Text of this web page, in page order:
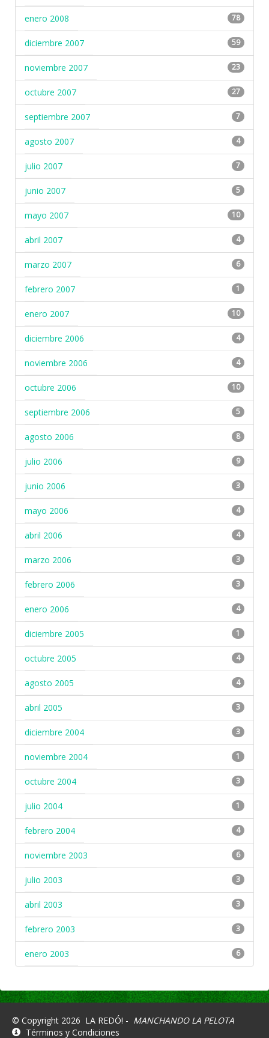
enero 2008 78
diciembre 2007 59
noviembre 2007 23
octubre 2007 27
septiembre 2007 7
agosto 2007 4
julio 2007 7
junio 2007 5
mayo 2007 10
abril 2007 4
marzo 2007 6
febrero 2007 1
enero 2007 10
diciembre 2006 4
noviembre 2006 4
octubre 2006 10
septiembre 2006 5
agosto 2006 8
julio 2006 9
junio 2006 3
mayo 2006 4
abril 2006 4
marzo 2006 3
febrero 2006 3
enero 2006 4
diciembre 2005 1
octubre 2005 4
agosto 2005 4
abril 2005 3
diciembre 2004 3
noviembre 2004 1
octubre 2004 3
julio 2004 1
febrero 2004 4
noviembre 2003 6
julio 2003 3
abril 2003 3
febrero 2003 3
enero 2003 6
© Copyright 2026 LA REDÓ! - MANCHANDO LA PELOTA
Términos y Condiciones